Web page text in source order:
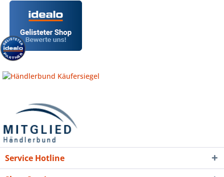
Service Hotline